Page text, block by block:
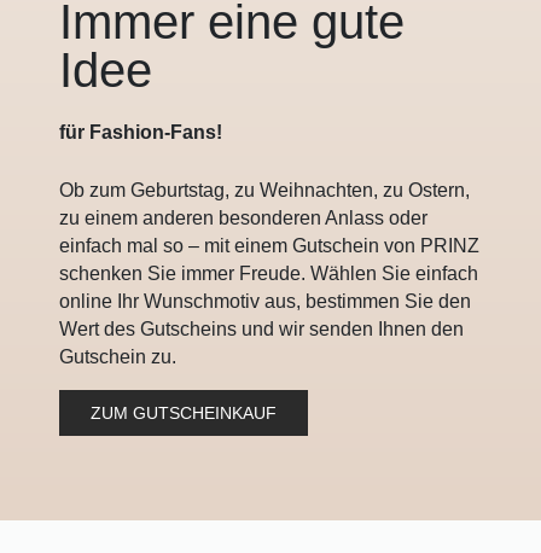
Immer eine gute
Idee
für Fashion-Fans!
Ob zum Geburtstag, zu Weihnachten, zu Ostern,
zu einem anderen besonderen Anlass oder
einfach mal so – mit einem Gutschein von PRINZ
schenken Sie immer Freude. Wählen Sie einfach
online Ihr Wunschmotiv aus, bestimmen Sie den
Wert des Gutscheins und wir senden Ihnen den
Gutschein zu.
ZUM GUTSCHEINKAUF